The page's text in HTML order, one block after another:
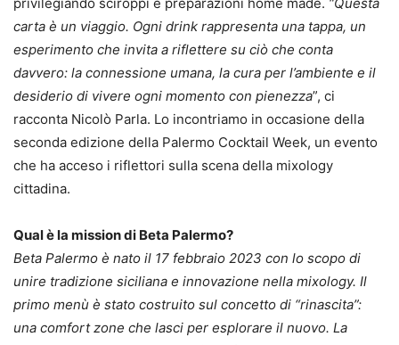
privilegiando sciroppi e preparazioni home made. “Questa
carta è un viaggio. Ogni drink rappresenta una tappa, un
esperimento che invita a riflettere su ciò che conta
davvero: la connessione umana, la cura per l’ambiente e il
desiderio di vivere ogni momento con pienezza”, ci
racconta Nicolò Parla. Lo incontriamo in occasione della
seconda edizione della Palermo Cocktail Week, un evento
che ha acceso i riflettori sulla scena della mixology
cittadina.
Qual è la mission di Beta Palermo?
Beta Palermo è nato il 17 febbraio 2023 con lo scopo di
unire tradizione siciliana e innovazione nella mixology. Il
primo menù è stato costruito sul concetto di “rinascita”:
una comfort zone che lasci per esplorare il nuovo. La